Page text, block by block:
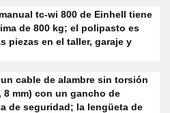
tc-wi 800 de Einhell tiene
de 800 kg; el polipasto es
piezas en el taller, garaje y
cable de alambre sin torsión
8 mm) con un gancho de
de seguridad; la lengüeta de